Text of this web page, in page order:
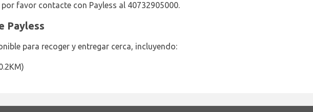
favor contacte con Payless al 40732905000.
Payless
para recoger y entregar cerca, incluyendo: